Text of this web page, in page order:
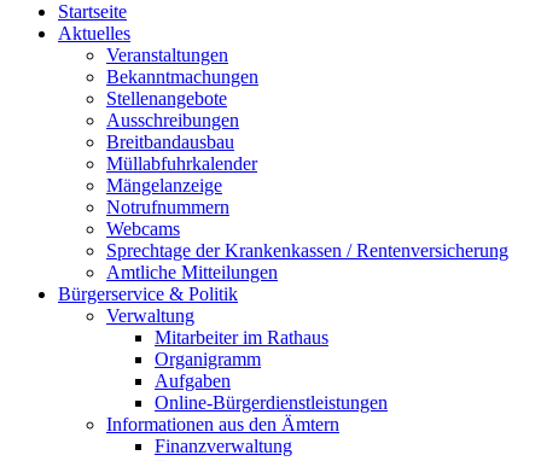
Startseite
Aktuelles
Veranstaltungen
Bekanntmachungen
Stellenangebote
Ausschreibungen
Breitbandausbau
Müllabfuhrkalender
Mängelanzeige
Notrufnummern
Webcams
Sprechtage der Krankenkassen / Rentenversicherung
Amtliche Mitteilungen
Bürgerservice & Politik
Verwaltung
Mitarbeiter im Rathaus
Organigramm
Aufgaben
Online-Bürgerdienstleistungen
Informationen aus den Ämtern
Finanzverwaltung